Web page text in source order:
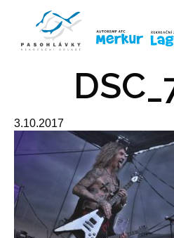
3.10.2017